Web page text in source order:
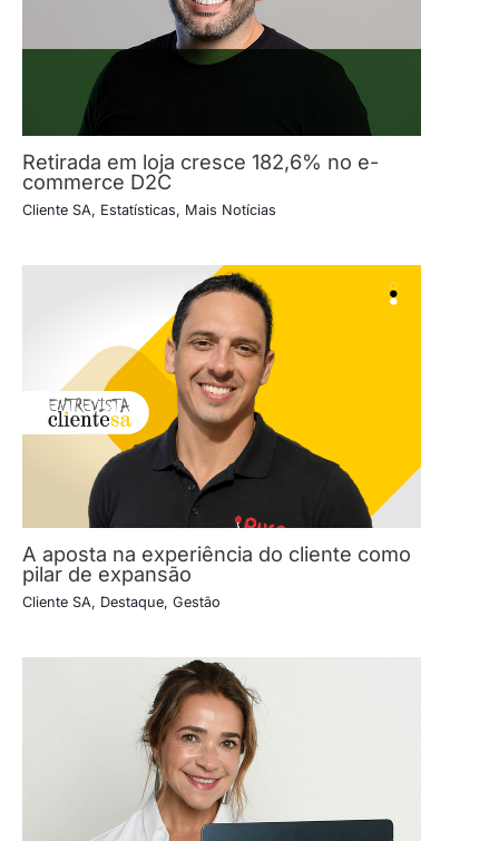
Retirada em loja cresce 182,6% no e-
commerce D2C
Cliente SA, Estatísticas, Mais Notícias
A aposta na experiência do cliente como
pilar de expansão
Cliente SA, Destaque, Gestão